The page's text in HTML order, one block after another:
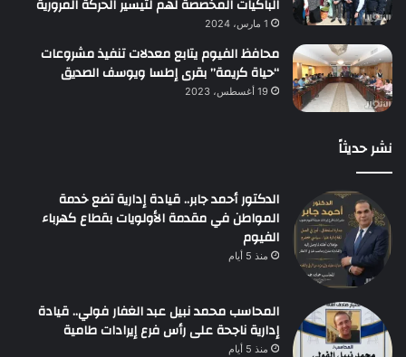
الباكيات المخصصة لهم لتيسير الحركة المرورية
1 مارس، 2024
محافظ الفيوم يتابع معدلات تنفيذ مشروعات
“حياة كريمة” بقرى إطسا ويوسف الصديق
19 أغسطس، 2023
نشر حديثاً
الدكتور أحمد جابر.. قيادة إدارية تضع خدمة
المواطن في مقدمة الأولويات بقطاع كهرباء
الفيوم
منذ 5 أيام
المحاسب محمد نبيل عبد الغفار فولي.. قيادة
إدارية ناجحة على رأس فرع إيرادات طامية
منذ 5 أيام